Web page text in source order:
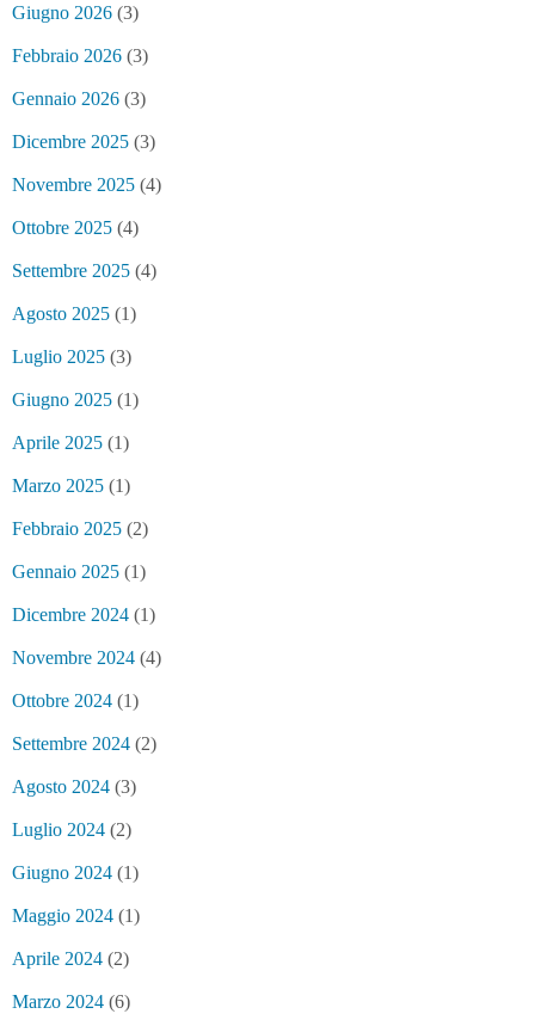
Giugno 2026 (3)
Febbraio 2026 (3)
Gennaio 2026 (3)
Dicembre 2025 (3)
Novembre 2025 (4)
Ottobre 2025 (4)
Settembre 2025 (4)
Agosto 2025 (1)
Luglio 2025 (3)
Giugno 2025 (1)
Aprile 2025 (1)
Marzo 2025 (1)
Febbraio 2025 (2)
Gennaio 2025 (1)
Dicembre 2024 (1)
Novembre 2024 (4)
Ottobre 2024 (1)
Settembre 2024 (2)
Agosto 2024 (3)
Luglio 2024 (2)
Giugno 2024 (1)
Maggio 2024 (1)
Aprile 2024 (2)
Marzo 2024 (6)